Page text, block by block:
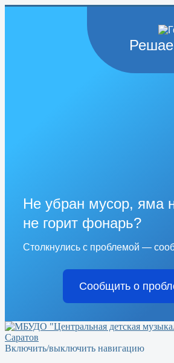
Не убран мусор, яма
не горит фонарь?
Столкнулись с проблемой —
Сообщить о
Включить/выключить навигацию